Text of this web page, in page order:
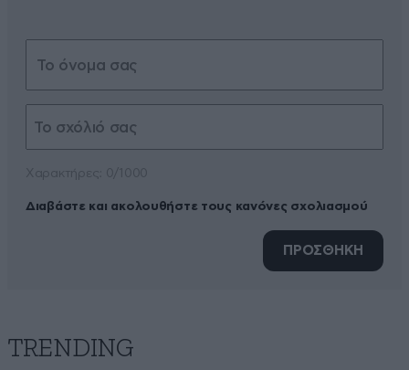
Διαβάστε και ακολουθήστε τους κανόνες σχολιασμού
ΠΡΟΣΘΗΚΗ
TRENDING